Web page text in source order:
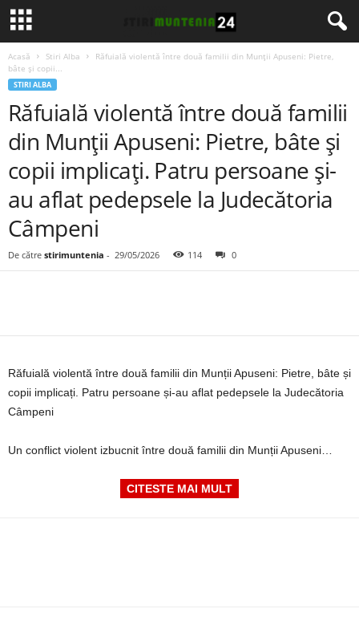
Acasă Stiri Alba
Răfuială violentă între două familii din Munții Apuseni: Pietre,
bâte și copii...
STIRI ALBA
Răfuială violentă între două familii
din Munții Apuseni: Pietre, bâte și
copii implicați. Patru persoane și-
au aflat pedepsele la Judecătoria
Câmpeni
De către stirimuntenia - 29/05/2026 114 0
Răfuială violentă între două familii din Munții Apuseni: Pietre, bâte și
copii implicați. Patru persoane și-au aflat pedepsele la Judecătoria
Câmpeni
Un conflict violent izbucnit între două familii din Munții Apuseni…
CITESTE MAI MULT